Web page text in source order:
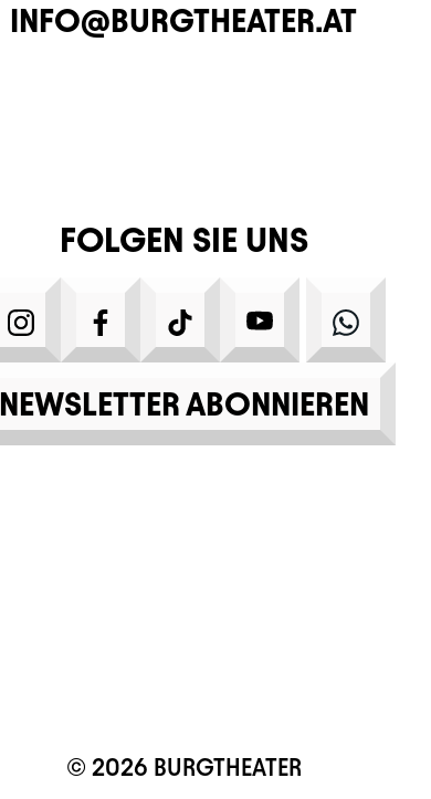
E-MAIL
INFO@BURGTHEATER.AT
FOLGEN SIE UNS
INSTAGRAMFACEBOOK
TIKTOK YOUTUBE
NEWSLETTER ABONNIEREN
© 2026 BURGTHEATER